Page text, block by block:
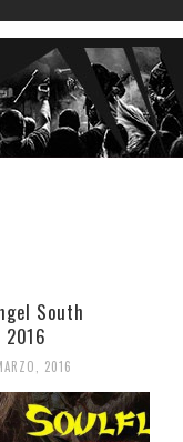
South
2016